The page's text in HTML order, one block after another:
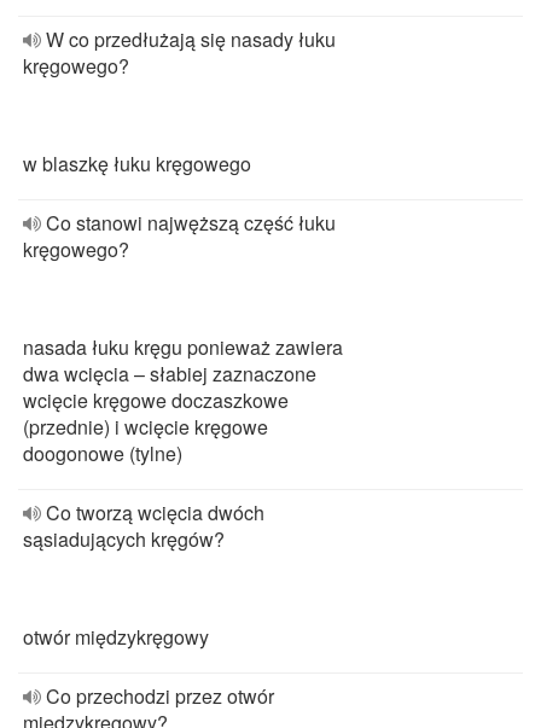
W co przedłużają się nasady łuku
kręgowego?
w blaszkę łuku kręgowego
Co stanowi najwęższą część łuku
kręgowego?
nasada łuku kręgu ponieważ zawiera
dwa wcięcia – słabiej zaznaczone
wcięcie kręgowe doczaszkowe
(przednie) i wcięcie kręgowe
doogonowe (tylne)
Co tworzą wcięcia dwóch
sąsiadujących kręgów?
otwór międzykręgowy
Co przechodzi przez otwór